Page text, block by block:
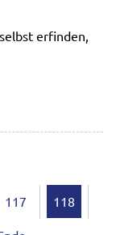
erfinden,
117 118